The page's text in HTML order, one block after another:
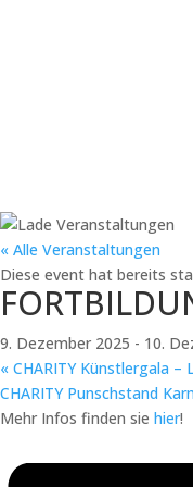
« Alle Veranstaltungen
Diese event hat bereits
9. Dezember 2025 - 10.
« CHARITY Künstlergala –
CHARITY Punschstand
Mehr Infos finden sie hier!